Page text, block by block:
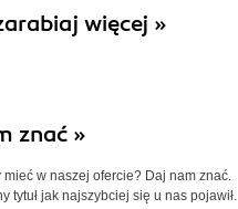
więcej »
znać »
w naszej ofercie? Daj nam znać.
tytuł jak najszybciej się u nas pojawił.